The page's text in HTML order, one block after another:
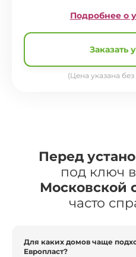
Подробнее о
Заказать
(Цена указана
Перед
под ключ в
Московской
часто
Для каких домов чаще
Европласт?